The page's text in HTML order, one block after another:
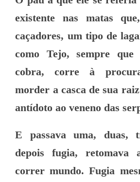
existente nas matas
caçadores, um tipo de
como Tejo, sempre
cobra, corre à
morder a casca de sua
antídoto ao veneno das
E passava uma, duas,
depois fugia, retomava
correr mundo. Fugia